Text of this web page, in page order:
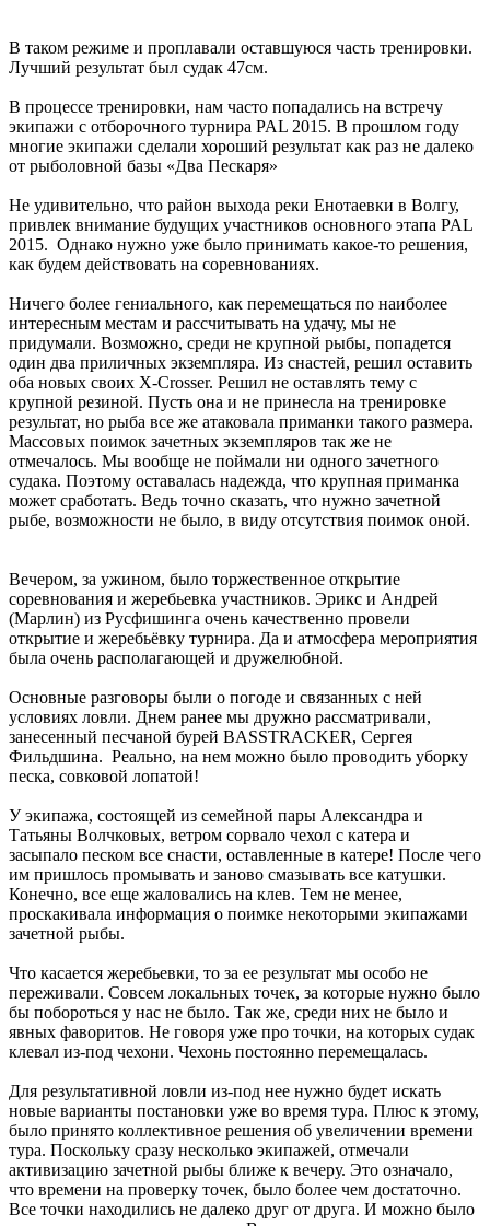
В таком режиме и проплавали оставшуюся часть тренировки.
Лучший результат был судак 47см.
В процессе тренировки, нам часто попадались на встречу
экипажи с отборочного турнира PAL 2015. В прошлом году
многие экипажи сделали хороший результат как раз не далеко
от рыболовной базы «Два Пескаря»
Не удивительно, что район выхода реки Енотаевки в Волгу,
привлек внимание будущих участников основного этапа PAL
2015. Однако нужно уже было принимать какое-то решения,
как будем действовать на соревнованиях.
Ничего более гениального, как перемещаться по наиболее
интересным местам и рассчитывать на удачу, мы не
придумали. Возможно, среди не крупной рыбы, попадется
один два приличных экземпляра. Из снастей, решил оставить
оба новых своих X-Crosser. Решил не оставлять тему с
крупной резиной. Пусть она и не принесла на тренировке
результат, но рыба все же атаковала приманки такого размера.
Массовых поимок зачетных экземпляров так же не
отмечалось. Мы вообще не поймали ни одного зачетного
судака. Поэтому оставалась надежда, что крупная приманка
может сработать. Ведь точно сказать, что нужно зачетной
рыбе, возможности не было, в виду отсутствия поимок оной.
Вечером, за ужином, было торжественное открытие
соревнования и жеребьевка участников. Эрикс и Андрей
(Марлин) из Русфишинга очень качественно провели
открытие и жеребьёвку турнира. Да и атмосфера мероприятия
была очень располагающей и дружелюбной.
Основные разговоры были о погоде и связанных с ней
условиях ловли. Днем ранее мы дружно рассматривали,
занесенный песчаной бурей BASSTRACKER, Сергея
Фильдшина. Реально, на нем можно было проводить уборку
песка, совковой лопатой!
У экипажа, состоящей из семейной пары Александра и
Татьяны Волчковых, ветром сорвало чехол с катера и
засыпало песком все снасти, оставленные в катере! После чего
им пришлось промывать и заново смазывать все катушки.
Конечно, все еще жаловались на клев. Тем не менее,
проскакивала информация о поимке некоторыми экипажами
зачетной рыбы.
Что касается жеребьевки, то за ее результат мы особо не
переживали. Совсем локальных точек, за которые нужно было
бы побороться у нас не было. Так же, среди них не было и
явных фаворитов. Не говоря уже про точки, на которых судак
клевал из-под чехони. Чехонь постоянно перемещалась.
Для результативной ловли из-под нее нужно будет искать
новые варианты постановки уже во время тура. Плюс к этому,
было принято коллективное решения об увеличении времени
тура. Поскольку сразу несколько экипажей, отмечали
активизацию зачетной рыбы ближе к вечеру. Это означало,
что времени на проверку точек, было более чем достаточно.
Все точки находились не далеко друг от друга. И можно было